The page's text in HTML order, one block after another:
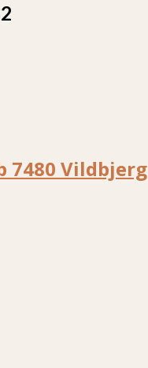
7480 Vildbjerg